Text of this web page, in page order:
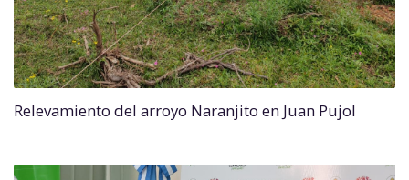
Relevamiento del arroyo Naranjito en Juan Pujol